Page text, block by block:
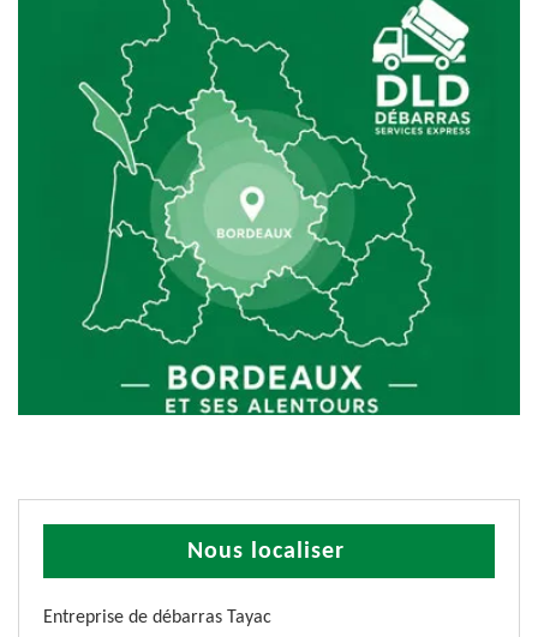
Nous localiser
Entreprise de débarras Tayac